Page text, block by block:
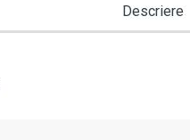
Descriere